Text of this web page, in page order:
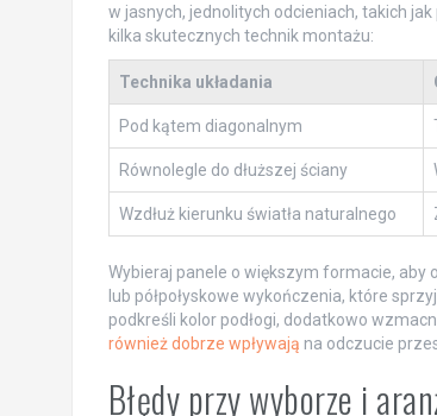
w jasnych, jednolitych odcieniach, takich
kilka skutecznych technik montażu:
Technika układania
Pod kątem diagonalnym
Równolegle do dłuższej ściany
Wzdłuż kierunku światła naturalnego
Wybieraj panele o większym formacie,
lub półpołyskowe wykończenia, które
podkreśli kolor podłogi, dodatkowo
również dobrze wpływają na odczucie
Błędy przy wyborze i